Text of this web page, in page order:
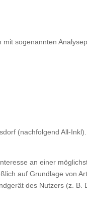
sogenannten
(nachfolgend All-
an einer
auf Grundlage von
des Nutzers (z. B.